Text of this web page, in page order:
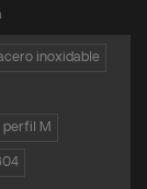
inoxidable
perfil M